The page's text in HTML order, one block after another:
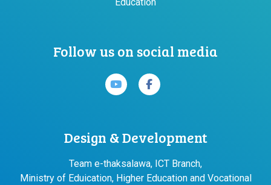
Follow us on social media
Design & Development
Team e-thaksalawa, ICT Branch,
Ministry of Eduication, Higher Education and Vocational